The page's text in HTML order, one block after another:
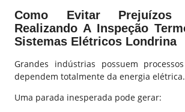
Como Evitar Prejuízos
Realizando A Inspeção
Sistemas Elétricos Londrina
Grandes indústrias possuem
dependem totalmente da energia elétrica.
Uma parada inesperada pode gerar: